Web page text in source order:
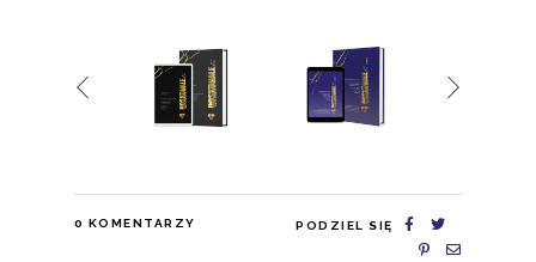
0 KOMENTARZY PODZIEL SIĘ